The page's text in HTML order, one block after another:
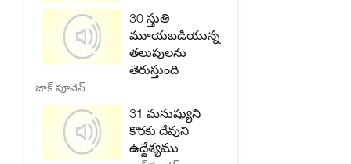
30 స్తుతి
మూయబడియున్న
తలుపులను
తెరుస్తుంది
జాక్ పూనెన్
31 మనుష్యుని
కొరకు దేవుని
ఉద్దేశ్యము